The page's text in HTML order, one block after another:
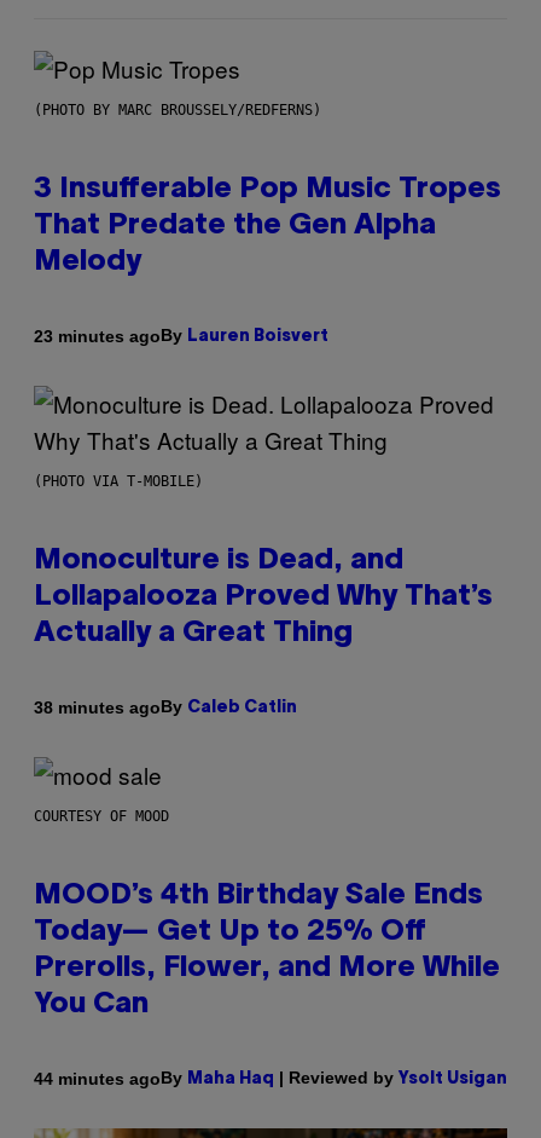
(PHOTO BY MARC BROUSSELY/REDFERNS)
3 Insufferable Pop Music Tropes
That Predate the Gen Alpha
Melody
23 minutes agoBy Lauren Boisvert
(PHOTO VIA T-MOBILE)
Monoculture is Dead, and
Lollapalooza Proved Why That’s
Actually a Great Thing
38 minutes agoBy Caleb Catlin
COURTESY OF MOOD
MOOD’s 4th Birthday Sale Ends
Today— Get Up to 25% Off
Prerolls, Flower, and More While
You Can
44 minutes agoBy Maha Haq | Reviewed by Ysolt Usigan